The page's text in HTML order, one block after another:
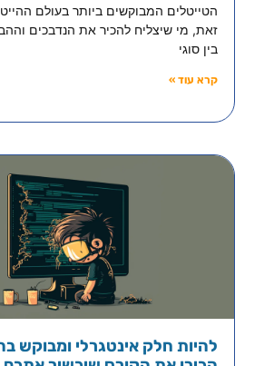
הטייטלים המבוקשים ביותר בעולם
זאת, מי שיצליח להכיר את הנדבכים
בין סוגי
קרא עוד »
להיות חלק אינטגרלי ומבוקש